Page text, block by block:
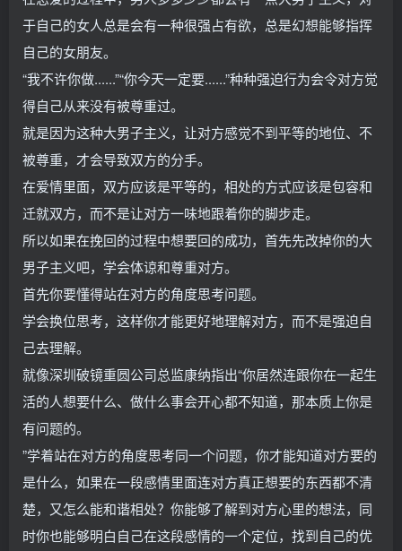
于自己的女人总是会有一种很强占有欲，总是幻想能够指挥
自己的女朋友。
“我不许你做......”“你今天一定要......”种种强迫行为会令对方觉
得自己从来没有被尊重过。
就是因为这种大男子主义，让对方感觉不到平等的地位、不
被尊重，才会导致双方的分手。
在爱情里面，双方应该是平等的，相处的方式应该是包容和
迁就双方，而不是让对方一味地跟着你的脚步走。
所以如果在挽回的过程中想要回的成功，首先先改掉你的大
男子主义吧，学会体谅和尊重对方。
首先你要懂得站在对方的角度思考问题。
学会换位思考，这样你才能更好地理解对方，而不是强迫自
己去理解。
就像深圳破镜重圆公司总监康纳指出“你居然连跟你在一起生
活的人想要什么、做什么事会开心都不知道，那本质上你是
有问题的。
”学着站在对方的角度思考同一个问题，你才能知道对方要的
是什么，如果在一段感情里面连对方真正想要的东西都不清
楚，又怎么能和谐相处？你能够了解到对方心里的想法，同
时你也能够明白自己在这段感情的一个定位，找到自己的优